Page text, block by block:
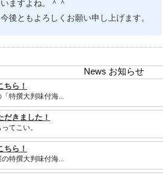
ますよね。＾＾
後ともよろしくお願い申し上げます。